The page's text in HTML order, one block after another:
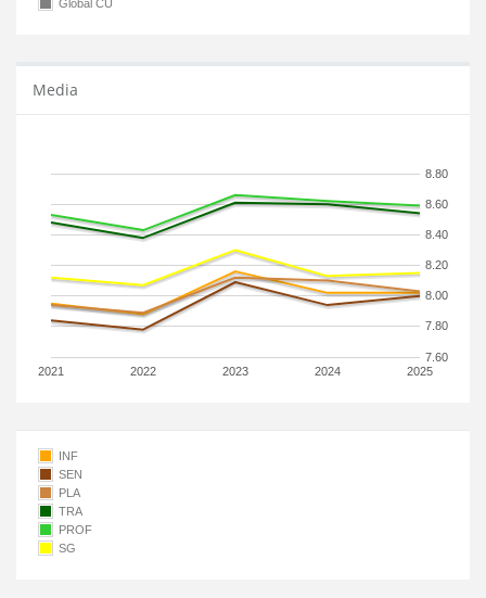
Global CU
Media
2021 2022 2023 2024 2025
7.60
7.80
8.00
8.20
8.40
8.60
8.80
INF
SEN
PLA
TRA
PROF
SG